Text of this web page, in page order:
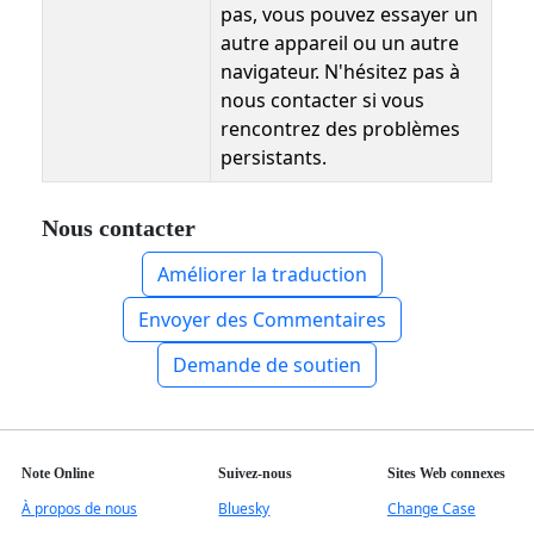
pas, vous pouvez essayer un
autre appareil ou un autre
navigateur. N'hésitez pas à
nous contacter si vous
rencontrez des problèmes
persistants.
Nous contacter
Améliorer la traduction
Envoyer des Commentaires
Demande de soutien
Note Online
À propos de nous
Suivez-nous
Bluesky
Sites Web connexes
Change Case